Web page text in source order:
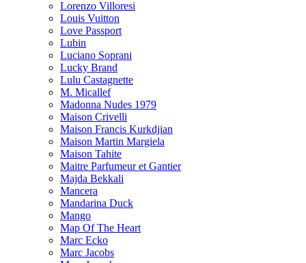
Lorenzo Villoresi
Louis Vuitton
Love Passport
Lubin
Luciano Soprani
Lucky Brand
Lulu Castagnette
M. Micallef
Madonna Nudes 1979
Maison Crivelli
Maison Francis Kurkdjian
Maison Martin Margiela
Maison Tahite
Maitre Parfumeur et Gantier
Majda Bekkali
Mancera
Mandarina Duck
Mango
Map Of The Heart
Marc Ecko
Marc Jacobs